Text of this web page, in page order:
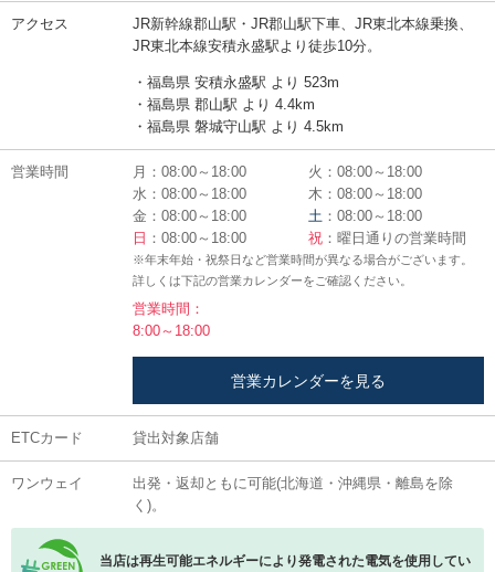
アクセス
JR新幹線郡山駅・JR郡山駅下車、JR東北本線乗換、
JR東北本線安積永盛駅より徒歩10分。
・福島県 安積永盛駅 より 523m
・福島県 郡山駅 より 4.4km
・福島県 磐城守山駅 より 4.5km
営業時間 月：08:00～18:00
火：08:00～18:00
水：08:00～18:00
木：08:00～18:00
金：08:00～18:00
土 ：08:00～18:00
日 ：08:00～18:00 祝 ：曜日通りの営業時間
※年末年始・祝祭日など営業時間が異なる場合がございます。
詳しくは下記の営業カレンダーをご確認ください。
営業時間：
8:00～18:00
営業カレンダーを見る
ETCカード 貸出対象店舗
ワンウェイ
出発・返却ともに可能(北海道・沖縄県・離島を除
く)。
当店は再生可能エネルギーにより発電された電気を使用してい